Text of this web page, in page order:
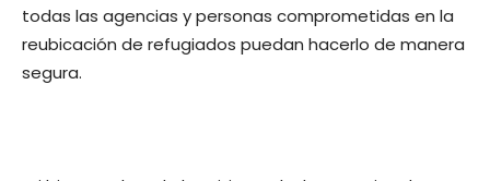
todas las agencias y personas comprometidas en la
reubicación de refugiados puedan hacerlo de manera
segura.